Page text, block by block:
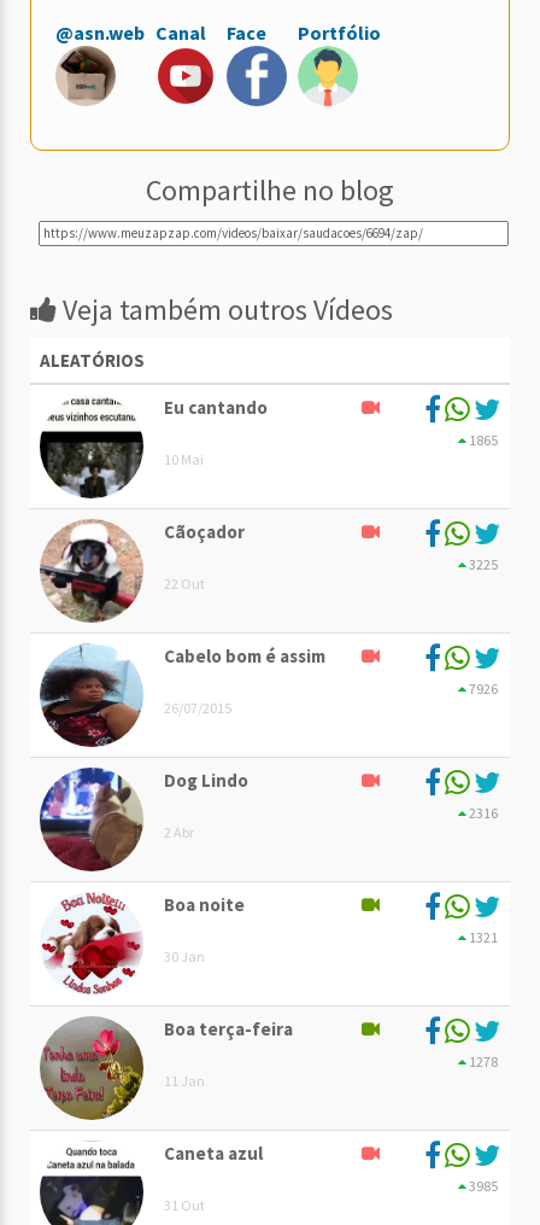
@asn.web Canal Face Portfólio
Compartilhe no blog
Veja também outros Vídeos
ALEATÓRIOS
Eu cantando
10 Mai
1865
Cãoçador
22 Out
3225
Cabelo bom é assim
26/07/2015
7926
Dog Lindo
2 Abr
2316
Boa noite
30 Jan
1321
Boa terça-feira
11 Jan
1278
Caneta azul
31 Out
3985